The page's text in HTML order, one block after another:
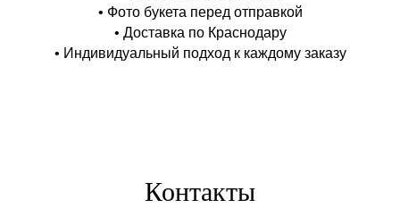
• Фото букета перед отправкой
• Доставка по Краснодару
• Индивидуальный подход к каждому заказу
Контакты